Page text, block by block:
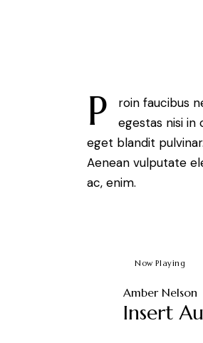
P
roin faucibus
egestas nisi in
eget blandit
Aenean vulputate
ac, enim.
Now Playing
Amber Nelson
Insert